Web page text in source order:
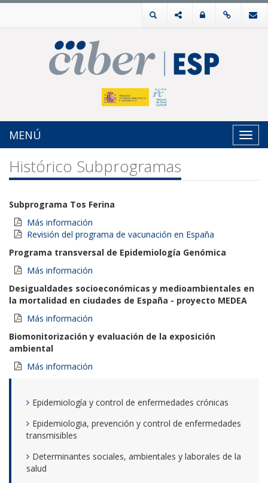
MENÚ
Histórico Subprogramas
Subprograma Tos Ferina
Más información
Revisión del programa de vacunación en España
Programa transversal de Epidemiología Genómica
Más información
Desigualdades socioeconómicas y medioambientales en
la mortalidad en ciudades de España - proyecto MEDEA
Más información
Biomonitorización y evaluación de la exposición
ambiental
Más información
Epidemiología y control de enfermedades crónicas
Epidemiologia, prevención y control de enfermedades
transmisibles
Determinantes sociales, ambientales y laborales de la
salud